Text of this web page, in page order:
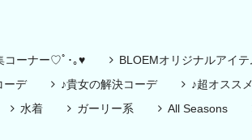
コーナー♡ﾟ･｡♥ BLOEMオリジナルアイテ
ーデ ♪貴女の解決コーデ ♪超オスス
水着 ガーリー系 All Seasons